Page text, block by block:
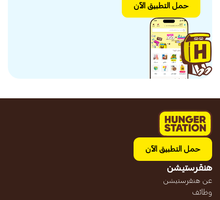
حمل التطبيق الآن
حمل التطبيق الآن
هنقرستيشن
عن هنقرستيشن
وظائف